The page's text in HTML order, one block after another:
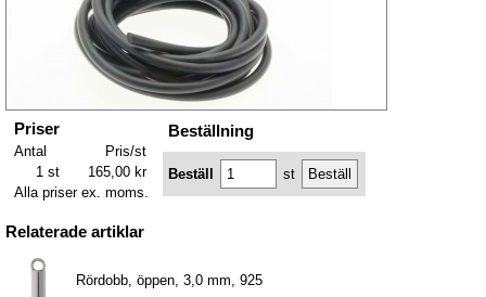
Priser
Antal
Pris/st
1 st
165,00 kr
Alla priser ex. moms.
Beställning
Beställ st
Relaterade artiklar
Rördobb, öppen, 3,0 mm, 925